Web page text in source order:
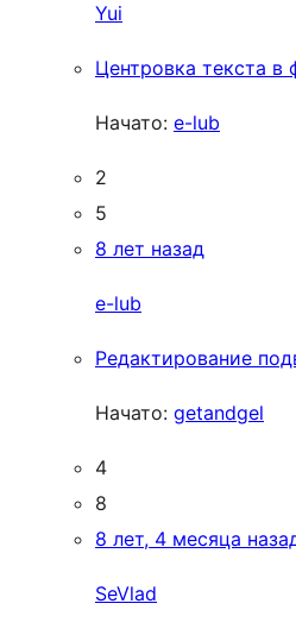
Yui
Центровка текста в
Начато: e-lub
2
5
8 лет назад
e-lub
Редактирование
Начато: getandgel
4
8
8 лет, 4 месяца
SeVlad